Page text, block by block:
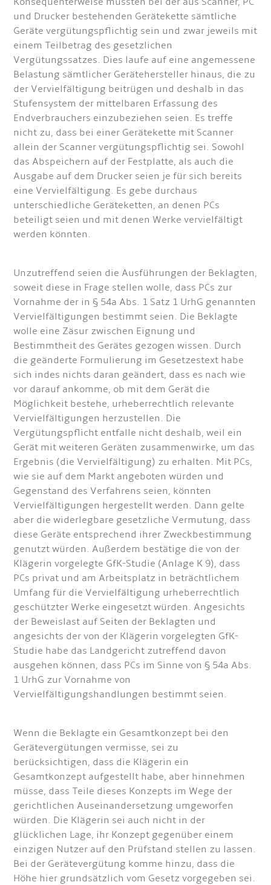
und Drucker bestehenden Gerätekette sämtliche
Geräte vergütungspflichtig sein und zwar jeweils mit
einem Teilbetrag des gesetzlichen
Vergütungssatzes. Dies laufe auf eine angemessene
Belastung sämtlicher Gerätehersteller hinaus, die zu
der Vervielfältigung beitrügen und deshalb in das
Stufensystem der mittelbaren Erfassung des
Endverbrauchers einzubeziehen seien. Es treffe
nicht zu, dass bei einer Gerätekette mit Scanner
allein der Scanner vergütungspflichtig sei. Sowohl
das Abspeichern auf der Festplatte, als auch die
Ausgabe auf dem Drucker seien je für sich bereits
eine Vervielfältigung. Es gebe durchaus
unterschiedliche Geräteketten, an denen PCs
beteiligt seien und mit denen Werke vervielfältigt
werden könnten.
Unzutreffend seien die Ausführungen der Beklagten,
soweit diese in Frage stellen wolle, dass PCs zur
Vornahme der in § 54a Abs. 1 Satz 1 UrhG genannten
Vervielfältigungen bestimmt seien. Die Beklagte
wolle eine Zäsur zwischen Eignung und
Bestimmtheit des Gerätes gezogen wissen. Durch
die geänderte Formulierung im Gesetzestext habe
sich indes nichts daran geändert, dass es nach wie
vor darauf ankomme, ob mit dem Gerät die
Möglichkeit bestehe, urheberrechtlich relevante
Vervielfältigungen herzustellen. Die
Vergütungspflicht entfalle nicht deshalb, weil ein
Gerät mit weiteren Geräten zusammenwirke, um das
Ergebnis (die Vervielfältigung) zu erhalten. Mit PCs,
wie sie auf dem Markt angeboten würden und
Gegenstand des Verfahrens seien, könnten
Vervielfältigungen hergestellt werden. Dann gelte
aber die widerlegbare gesetzliche Vermutung, dass
diese Geräte entsprechend ihrer Zweckbestimmung
genutzt würden. Außerdem bestätige die von der
Klägerin vorgelegte GfK-Studie (Anlage K 9), dass
PCs privat und am Arbeitsplatz in beträchtlichem
Umfang für die Vervielfältigung urheberrechtlich
geschützter Werke eingesetzt würden. Angesichts
der Beweislast auf Seiten der Beklagten und
angesichts der von der Klägerin vorgelegten GfK-
Studie habe das Landgericht zutreffend davon
ausgehen können, dass PCs im Sinne von § 54a Abs.
1 UrhG zur Vornahme von
Vervielfältigungshandlungen bestimmt seien.
Wenn die Beklagte ein Gesamtkonzept bei den
Gerätevergütungen vermisse, sei zu
berücksichtigen, dass die Klägerin ein
Gesamtkonzept aufgestellt habe, aber hinnehmen
müsse, dass Teile dieses Konzepts im Wege der
gerichtlichen Auseinandersetzung umgeworfen
würden. Die Klägerin sei auch nicht in der
glücklichen Lage, ihr Konzept gegenüber einem
einzigen Nutzer auf den Prüfstand stellen zu lassen.
Bei der Gerätevergütung komme hinzu, dass die
Höhe hier grundsätzlich vom Gesetz vorgegeben sei.